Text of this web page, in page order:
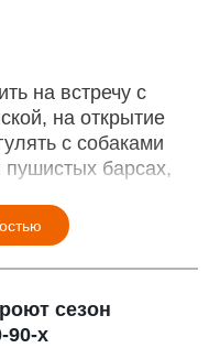
на встречу с
на открытие
с собаками
пушистых барсах,
сезон
90-х